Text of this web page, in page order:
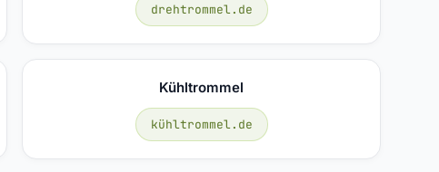
drehtrommel.de
Kühltrommel
kühltrommel.de